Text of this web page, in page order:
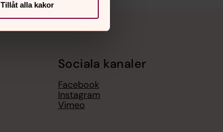
Tillåt alla kakor
Sociala kanaler
Facebook
Instagram
Vimeo